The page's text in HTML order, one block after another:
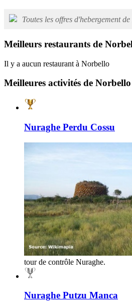
Toutes les offres d'hebergement
Meilleurs restaurants de
Il y a aucun restaurant à Norbello
Meilleures activités de Norbello
Nuraghe Perdu Cossu
tour de contrôle Nuraghe.
Nuraghe Putzu Manca